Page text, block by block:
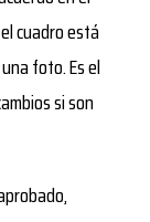
cuadro está
foto. Es el
si son